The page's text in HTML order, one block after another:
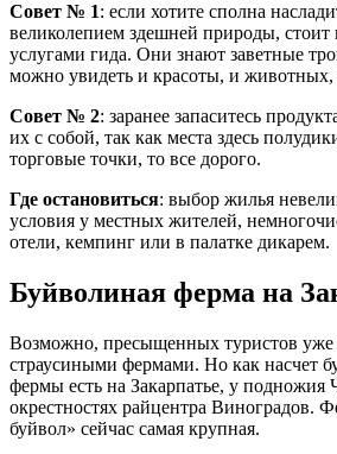
Совет № 1: если хотите сполна
великолепием здешней природы, стоит
услугами гида. Они знают заветные
можно увидеть и красоты, и
Совет № 2: заранее запаситесь
их с собой, так как места здесь
торговые точки, то все дорого.
Где остановиться: выбор жилья
условия у местных жителей,
отели, кемпинг или в палатке дикарем.
Буйволиная ферма на
Возможно, пресыщенных туристов
страусиными фермами. Но как насчет
фермы есть на Закарпатье, у подножия
окрестностях райцентра Виноградов.
буйвол» сейчас самая крупная.